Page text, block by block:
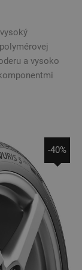
a vysoko
-40%